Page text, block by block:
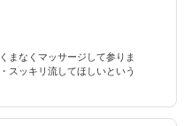
まなくマッサージして参りま
スッキリ流してほしいという